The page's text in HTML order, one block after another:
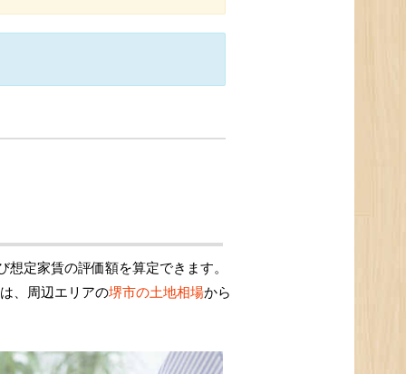
定家賃の評価額を算定できます。
、周辺エリアの堺市の土地相場から